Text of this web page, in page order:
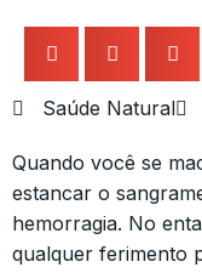
Saúde Natural
Quando você se
estancar o
hemorragia. No
qualquer ferimento